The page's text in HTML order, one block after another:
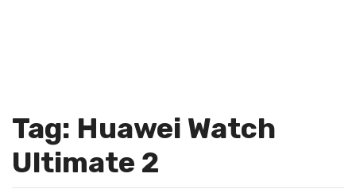
Tag: Huawei Watch
Ultimate 2